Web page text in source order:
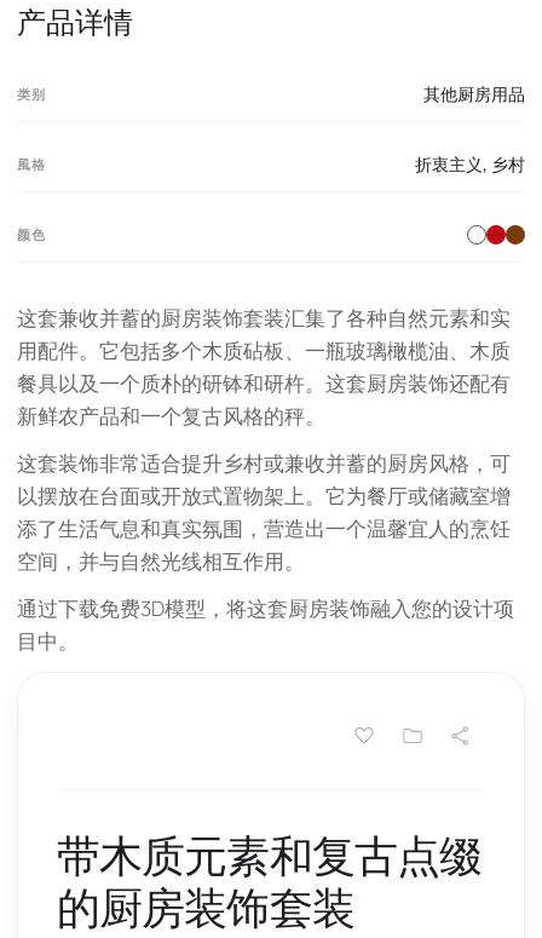
产品详情
类别 其他厨房用品
風格 折衷主义, 乡村
颜色
这套兼收并蓄的厨房装饰套装汇集了各种自然元素和实
用配件。它包括多个木质砧板、一瓶玻璃橄榄油、木质
餐具以及一个质朴的研钵和研杵。这套厨房装饰还配有
新鲜农产品和一个复古风格的秤。
这套装饰非常适合提升乡村或兼收并蓄的厨房风格，可
以摆放在台面或开放式置物架上。它为餐厅或储藏室增
添了生活气息和真实氛围，营造出一个温馨宜人的烹饪
空间，并与自然光线相互作用。
通过下载免费3D模型，将这套厨房装饰融入您的设计项
目中。
带木质元素和复古点缀
的厨房装饰套装